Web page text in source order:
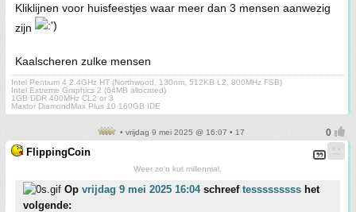
Kliklijnen voor huisfeestjes waar meer dan 3 mensen aanwezig
zijn
Kaalscheren zulke mensen
Intel Pentium 4 2.4GHz HT (Northwood, 130nm, 512KB L2, 800MHz FSB)
Intel Extreme Graphics 2 (64MB allocated)
1GB DDR 400MHz CL2 or 3
Maxtor DiamondMax Plus 10 160GB IDE
• vrijdag 9 mei 2025 @ 16:07 • 17
FlippingCoin
Weer zo'n kut millennial.
Op vrijdag 9 mei 2025 16:04schreef tesssssssss het
volgende: